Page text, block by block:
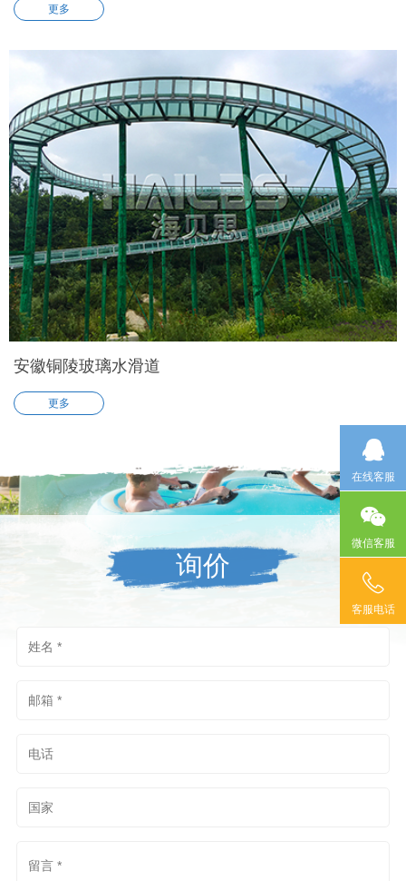
更多
安徽铜陵玻璃水滑道
更多
询价
在线客服
微信客服
客服电话